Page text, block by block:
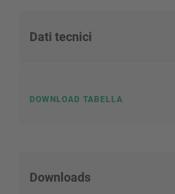
Dati tecnici
DOWNLOAD TABELLA
Downloads